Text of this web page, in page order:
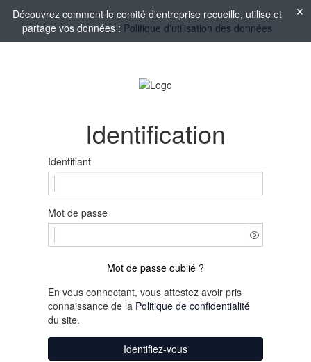
Découvrez comment le comité d'entreprise recueille, utilise et
partage vos données : Politique d'utilisation des données
Identification
Identifiant
Mot de passe
Mot de passe oublié ?
En vous connectant, vous attestez avoir pris
connaissance de la Politique de confidentialité
du site.
Identifiez-vous